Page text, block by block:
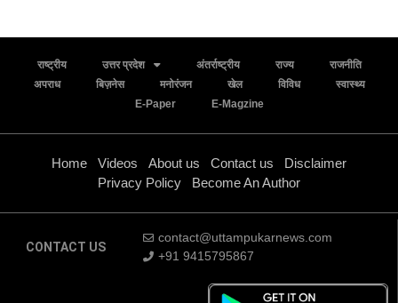
राष्ट्रीय उत्तर प्रदेश अंतर्राष्ट्रीय राज्य
राजनीति
अपराध
बिज़नेस मनोरंजन खेल विविध
स्वास्थ्य
E-Paper
E-Magzine
Home Videos About us Contact us
Disclaimer
Privacy Policy
Become An Author
CONTACT US
contact@uttampukarnews.com
+91 9415795867